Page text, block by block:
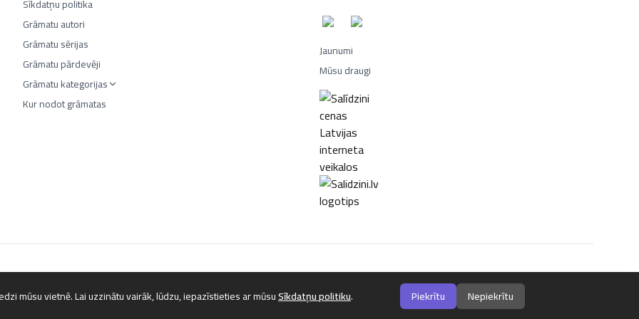
mūsu vietnē. Lai uzzinātu vairāk, lūdzu, iepazīstieties ar mūsuSīkdatņu politiku. Piekrītu Nepiekrītu
Sīkdatņu politika
Grāmatu autori
Grāmatu sērijas
Grāmatu pārdevēji
Grāmatu kategorijas
Kur nodot grāmatas
Jaunumi
Mūsu draugi
©2026Luta.lv. Visas tiesības aizsargātas.